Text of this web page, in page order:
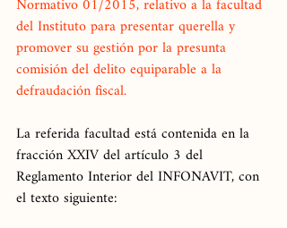
Normativo 01/2015, relativo a la facultad
del Instituto para presentar querella y
promover su gestión por la presunta
comisión del delito equiparable a la
defraudación fiscal.
La referida facultad está contenida en la
fracción XXIV del artículo 3 del
Reglamento Interior del INFONAVIT, con
el texto siguiente: